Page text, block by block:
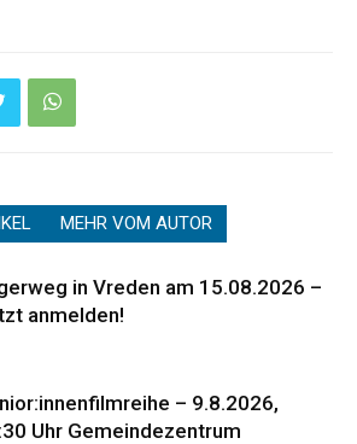
MEHR VOM AUTOR
in Vreden am 15.08.2026 –
anmelden!
– 9.8.2026,
Uhr Gemeindezentrum